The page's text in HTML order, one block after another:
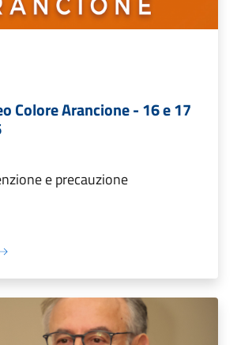
Colore Arancione - 16 e 17
e precauzione